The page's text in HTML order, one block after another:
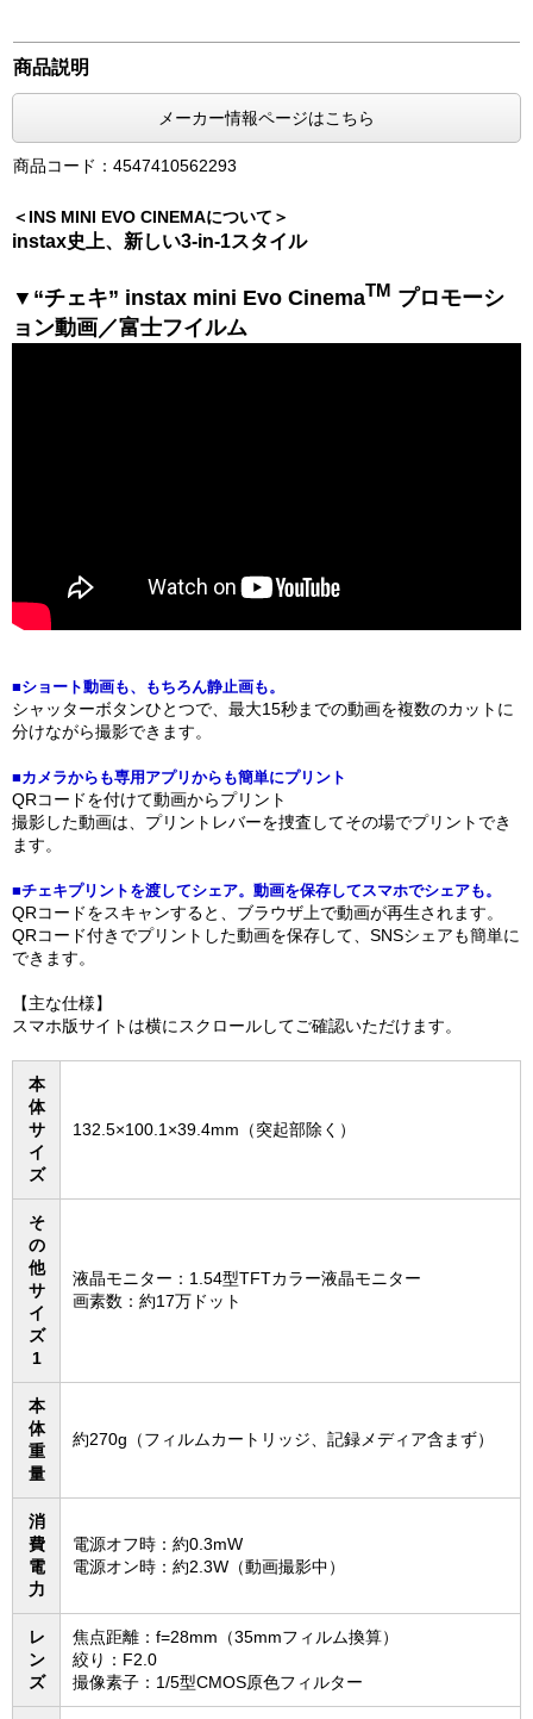
商品説明
メーカー情報ページはこちら
商品コード：4547410562293
＜INS MINI EVO CINEMAについて＞
instax史上、新しい3-in-1スタイル
▼“チェキ” instax mini Evo CinemaTM プロモーシ
ョン動画／富士フイルム
■ショート動画も、もちろん静止画も。
シャッターボタンひとつで、最大15秒までの動画を複数のカットに
分けながら撮影できます。
■カメラからも専用アプリからも簡単にプリント
QRコードを付けて動画からプリント
撮影した動画は、プリントレバーを捜査してその場でプリントでき
ます。
■チェキプリントを渡してシェア。動画を保存してスマホでシェアも。
QRコードをスキャンすると、ブラウザ上で動画が再生されます。
QRコード付きでプリントした動画を保存して、SNSシェアも簡単に
できます。
【主な仕様】
スマホ版サイトは横にスクロールしてご確認いただけます。
本
体
サ
イ
ズ
132.5×100.1×39.4mm（突起部除く）
そ
の
他
サ
イ
ズ
1
液晶モニター：1.54型TFTカラー液晶モニター
画素数：約17万ドット
本
体
重
量
約270g（フィルムカートリッジ、記録メディア含まず）
消
費
電
力
電源オフ時：約0.3mW
電源オン時：約2.3W（動画撮影中）
レ
ン
ズ
焦点距離：f=28mm（35mmフィルム換算）
絞り：F2.0
撮像素子：1/5型CMOS原色フィルター